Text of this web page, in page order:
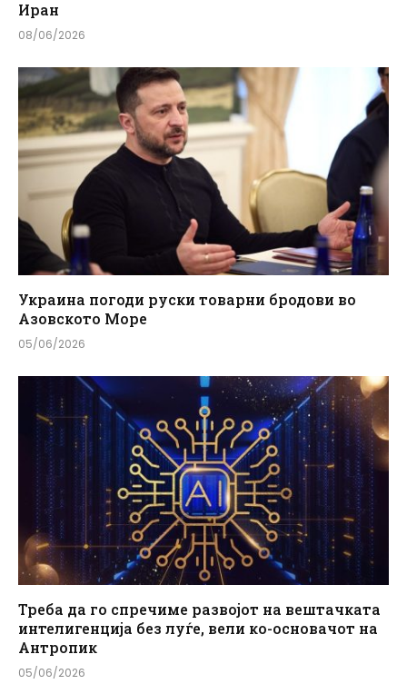
Иран
08/06/2026
Украина погоди руски товарни бродови во
Азовското Море
05/06/2026
Треба да го спречиме развојот на вештачката
интелигенција без луѓе, вели ко-основачот на
Антропик
05/06/2026